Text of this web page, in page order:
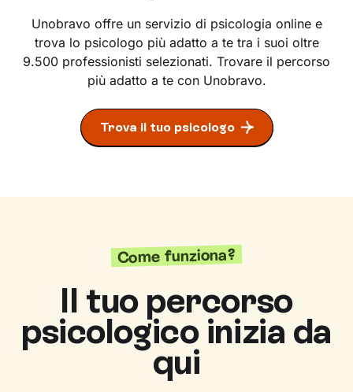
Unobravo offre un servizio di psicologia online e
trova lo psicologo più adatto a te tra i suoi oltre
9.500 professionisti selezionati. Trovare il percorso
più adatto a te con Unobravo.
Trova il tuo psicologo
Come funziona?
Il tuo percorso
psicologico inizia da
qui